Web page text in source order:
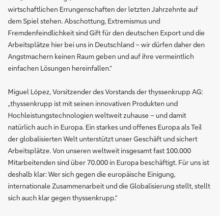
wirtschaftlichen Errungenschaften der letzten Jahrzehnte auf
dem Spiel stehen. Abschottung, Extremismus und
Fremdenfeindlichkeit sind Gift für den deutschen Export und die
Arbeitsplätze hier bei uns in Deutschland – wir dürfen daher den
Angstmachern keinen Raum geben und auf ihre vermeintlich
einfachen Lösungen hereinfallen.“
Miguel López, Vorsitzender des Vorstands der thyssenkrupp AG:
„thyssenkrupp ist mit seinen innovativen Produkten und
Hochleistungstechnologien weltweit zuhause – und damit
natürlich auch in Europa. Ein starkes und offenes Europa als Teil
der globalisierten Welt unterstützt unser Geschäft und sichert
Arbeitsplätze. Von unseren weltweit insgesamt fast 100.000
Mitarbeitenden sind über 70.000 in Europa beschäftigt. Für uns ist
deshalb klar: Wer sich gegen die europäische Einigung,
internationale Zusammenarbeit und die Globalisierung stellt, stellt
sich auch klar gegen thyssenkrupp.“